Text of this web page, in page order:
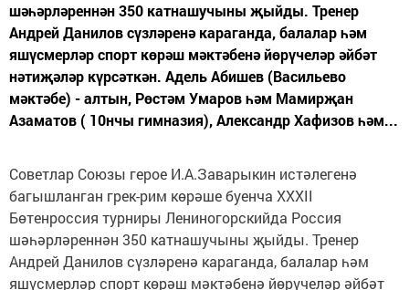
шәһәрләреннән 350 катнашучыны җыйды. Тренер
Андрей Данилов сүзләренә караганда, балалар һәм
яшүсмерләр спорт көрәш мәктәбенә йөрүчеләр әйбәт
нәтиҗәләр күрсәткән. Адель Абишев (Васильево
мәктәбе) - алтын, Рөстәм Умаров һәм Мамирҗан
Азаматов ( 10нчы гимназия), Александр Хафизов һәм...
Советлар Союзы герое И.А.Заварыкин истәлегенә
багышланган грек-рим көрәше буенча XXXII
Бөтенроссия турниры Лениногорскийда Россия
шәһәрләреннән 350 катнашучыны җыйды. Тренер
Андрей Данилов сүзләренә караганда, балалар һәм
яшүсмерләр спорт көрәш мәктәбенә йөрүчеләр әйбәт